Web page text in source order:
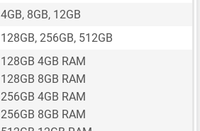
4GB, 8GB, 12GB
128GB, 256GB, 512GB
128GB 4GB RAM
128GB 8GB RAM
256GB 4GB RAM
256GB 8GB RAM